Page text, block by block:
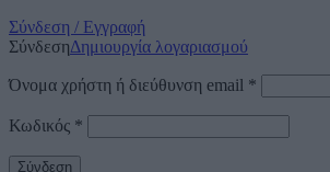
Σύνδεση / Εγγραφή
ΣύνδεσηΔημιουργία λογαριασμού
Όνομα χρήστη ή διεύθυνση email *
Κωδικός *
Σύνδεση